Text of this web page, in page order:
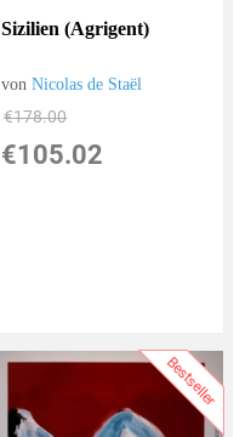
Sizilien (Agrigent)
vonNicolas de Staël
€178.00
€105.02
Bestseller